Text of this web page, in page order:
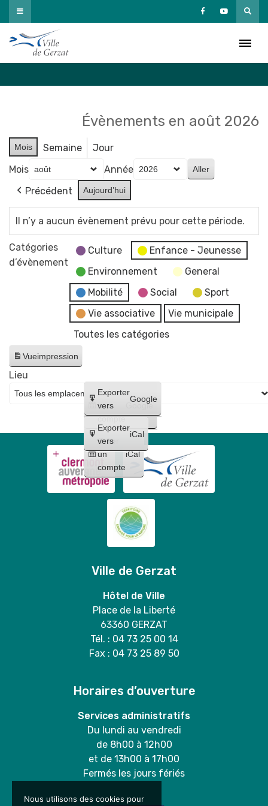
Passer
au
contenu
Évènements en août 2026
Mois Semaine
Jour
Mois
Année
Précédent
Aujourd’hui
Il n’y a aucun évènement prévu pour cette période.
Catégories
d’évènement
Culture
Enfance - Jeunesse
Environnement
General
Mobilité
Social
Sport
Vie associative
Vie municipale
Toutes les catégories
Vueimpression
Créer
un
compte
Google
Créer
un
compte
iCal
Exporter
vers
Google
Exporter
vers
iCal
Lieu
Ville de Gerzat
Hôtel de Ville
Place de la Liberté
63360 GERZAT
Tél. : 04 73 25 00 14
Fax : 04 73 25 89 50
Horaires d’ouverture
Services administratifs
Du lundi au vendredi
de 8h00 à 12h00
et de 13h00 à 17h00
Fermés les jours fériés
Nous utilisons des cookies pour